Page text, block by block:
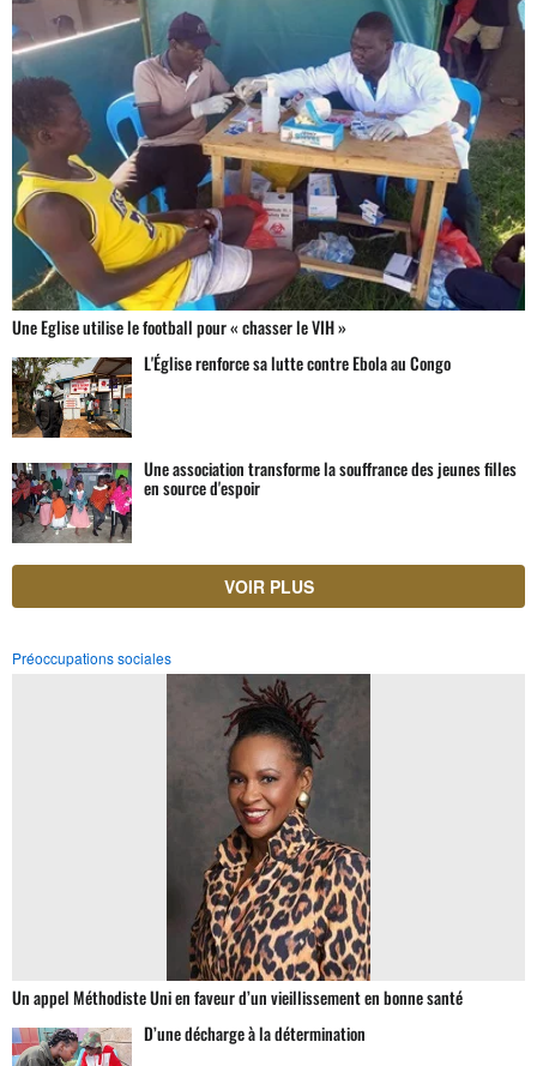
Une Eglise utilise le football pour « chasser le VIH »
L'Église renforce sa lutte contre Ebola au Congo
Une association transforme la souffrance des jeunes filles
en source d'espoir
VOIR PLUS
Préoccupations sociales
Un appel Méthodiste Uni en faveur d’un vieillissement en bonne santé
D’une décharge à la détermination